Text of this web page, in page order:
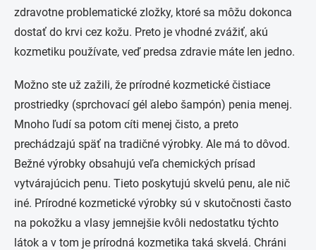
zdravotne problematické zložky, ktoré sa môžu dokonca
dostať do krvi cez kožu. Preto je vhodné zvážiť, akú
kozmetiku používate, veď predsa zdravie máte len jedno.
Možno ste už zažili, že prírodné kozmetické čistiace
prostriedky (sprchovací gél alebo šampón) penia menej.
Mnoho ľudí sa potom cíti menej čisto, a preto
prechádzajú späť na tradičné výrobky. Ale má to dôvod.
Bežné výrobky obsahujú veľa chemických prísad
vytvárajúcich penu. Tieto poskytujú skvelú penu, ale nič
iné. Prírodné kozmetické výrobky sú v skutočnosti často
na pokožku a vlasy jemnejšie kvôli nedostatku týchto
látok a v tom je prírodná kozmetika taká skvelá. Chráni